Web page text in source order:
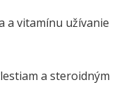
a vitamínu užívanie
a steroidným